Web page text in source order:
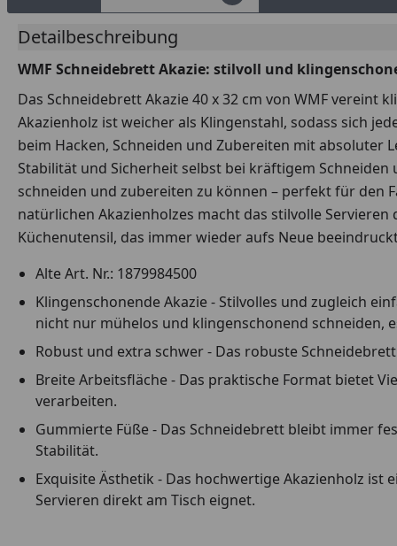
Detailbeschreibung
WMF Schneidebrett Akazie: stilvoll und
Das Schneidebrett Akazie 40 x 32 cm von WMF
Akazienholz ist weicher als Klingenstahl, sodass sich
beim Hacken, Schneiden und Zubereiten mit
Stabilität und Sicherheit selbst bei kräftigem
schneiden und zubereiten zu können – perfekt für den
natürlichen Akazienholzes macht das stilvolle
Küchenutensil, das immer wieder aufs Neue
Alte Art. Nr.: 1879984500
Klingenschonende Akazie - Stilvolles und zugleich
nicht nur mühelos und klingenschonend schneiden,
Robust und extra schwer - Das robuste
Breite Arbeitsfläche - Das praktische Format bietet
verarbeiten.
Gummierte Füße - Das Schneidebrett bleibt immer
Stabilität.
Exquisite Ästhetik - Das hochwertige Akazienholz
Servieren direkt am Tisch eignet.